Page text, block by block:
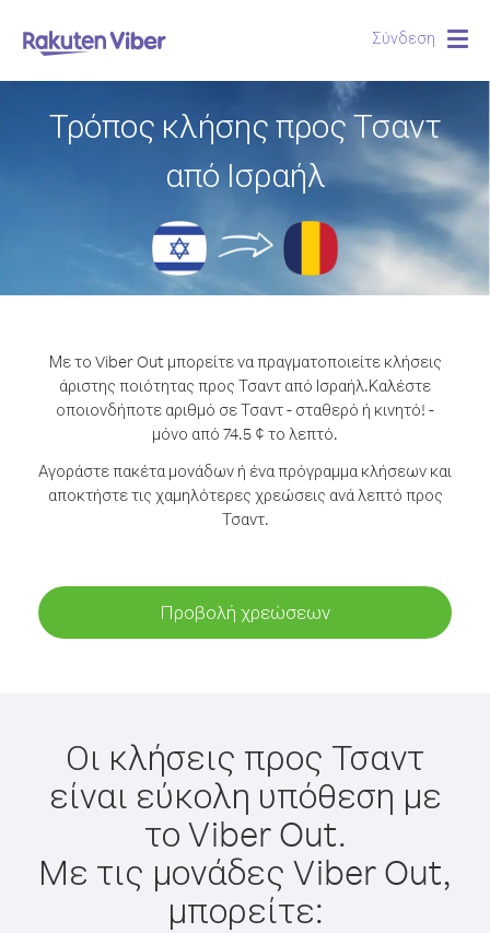
Σύνδεση
Τρόπος κλήσης προς Τσαντ
από Ισραήλ
Με το Viber Out μπορείτε να πραγματοποιείτε κλήσεις
άριστης ποιότητας προς Τσαντ από Ισραήλ.Καλέστε
οποιονδήποτε αριθμό σε Τσαντ - σταθερό ή κινητό! -
μόνο από 74.5 ¢ το λεπτό.
Αγοράστε πακέτα μονάδων ή ένα πρόγραμμα κλήσεων και
αποκτήστε τις χαμηλότερες χρεώσεις ανά λεπτό προς
Τσαντ.
Προβολή χρεώσεων
Οι κλήσεις προς Τσαντ
είναι εύκολη υπόθεση με
το Viber Out.
Με τις μονάδες Viber Out,
μπορείτε: